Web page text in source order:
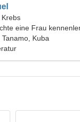
eine Frau
Kuba